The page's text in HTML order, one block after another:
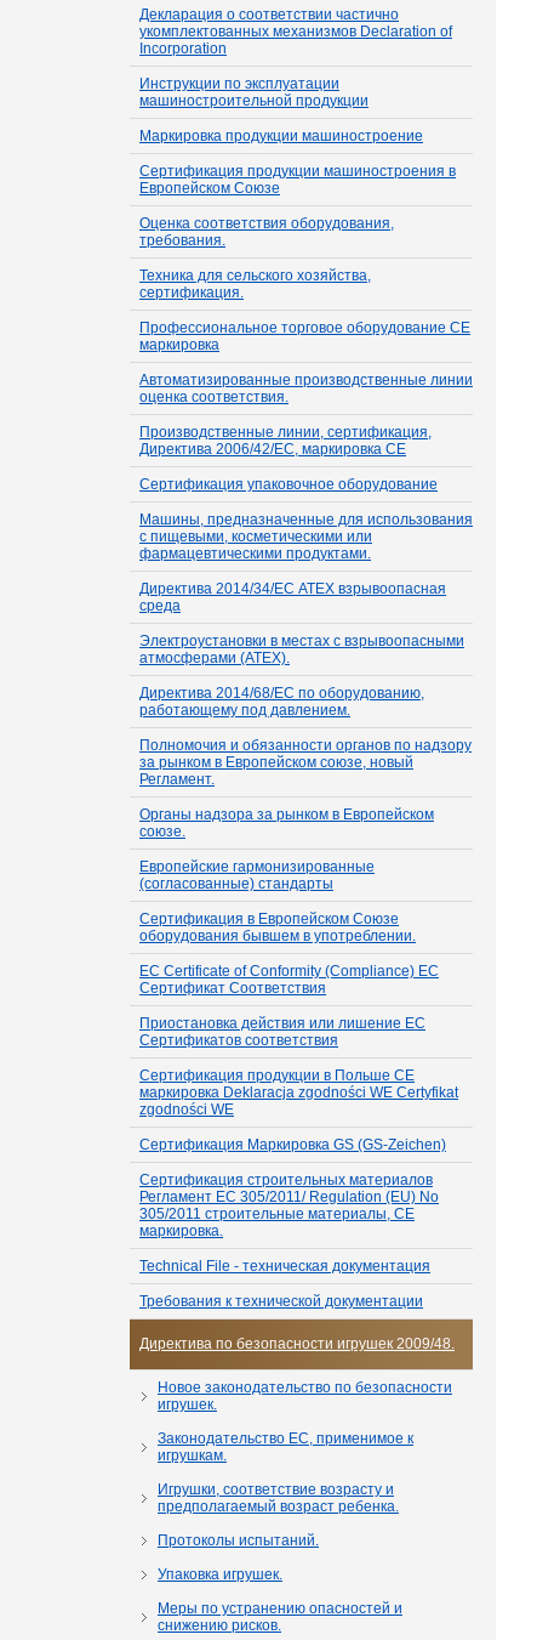
Декларация о соответствии частично
укомплектованных механизмов Declaration of
Incorporation
Инструкции по эксплуатации
машиностроительной продукции
Маркировка продукции машиностроение
Сертификация продукции машиностроения в
Европейском Союзе
Оценка соответствия оборудования,
требования.
Техника для сельского хозяйства,
сертификация.
Профессиональное торговое оборудование СЕ
маркировка
Автоматизированные производственные линии
оценка соответствия.
Производственные линии, сертификация,
Директива 2006/42/EC, маркировка CE
Сертификация упаковочное оборудование
Машины, предназначенные для использования
с пищевыми, косметическими или
фармацевтическими продуктами.
Директива 2014/34/ЕС ATEX взрывоопасная
среда
Электроустановки в местах с взрывоопасными
атмосферами (ATEX).
Директива 2014/68/ЕС по оборудованию,
работающему под давлением.
Полномочия и обязанности органов по надзору
за рынком в Европейском союзе, новый
Регламент.
Органы надзора за рынком в Европейском
союзе.
Европейские гармонизированные
(согласованные) стандарты
Сертификация в Европейском Союзе
оборудования бывшем в употреблении.
EC Certificate of Conformity (Compliance) ЕС
Сертификат Соответствия
Приостановка действия или лишение ЕС
Сертификатов соответствия
Сертификация продукции в Польше СЕ
маркировка Deklaracja zgodności WE Certyfikat
zgodności WE
Сертификация Маркировка GS (GS-Zeichen)
Сертификация строительных материалов
Регламент ЕС 305/2011/ Regulation (EU) No
305/2011 строительные материалы, СЕ
маркировка.
Technical File - техническая документация
Требования к технической документации
Директива по безопасности игрушек 2009/48.
Новое законодательство по безопасности
игрушек.
Законодательство ЕС, применимое к
игрушкам.
Игрушки, соответствие возрасту и
предполагаемый возраст ребенка.
Протоколы испытаний.
Упаковка игрушек.
Меры по устранению опасностей и
снижению рисков.